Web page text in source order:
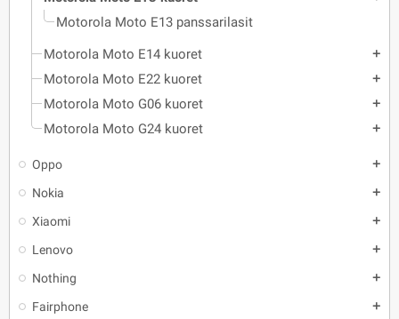
Motorola Moto E13 panssarilasit
Motorola Moto E14 kuoret
add
Motorola Moto E22 kuoret add
Motorola Moto G06 kuoret add
Motorola Moto G24 kuoret add
Oppo add
Nokia add
Xiaomi add
Lenovo add
Nothing add
Fairphone add